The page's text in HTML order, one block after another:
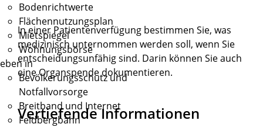
Bodenrichtwerte
Flächennutzungsplan
Mietspiegel
Wohnungsbörse
in
Bevölkerungsschutz und
Notfallvorsorge
Breitband und Internet
Feldbergbahn
In einer Patientenverfügung bestimmen Sie, was
medizinisch unternommen werden soll, wenn Sie
entscheidungsunfähig sind. Darin können Sie auch
eine Organspende dokumentieren.
Vertiefende Informationen